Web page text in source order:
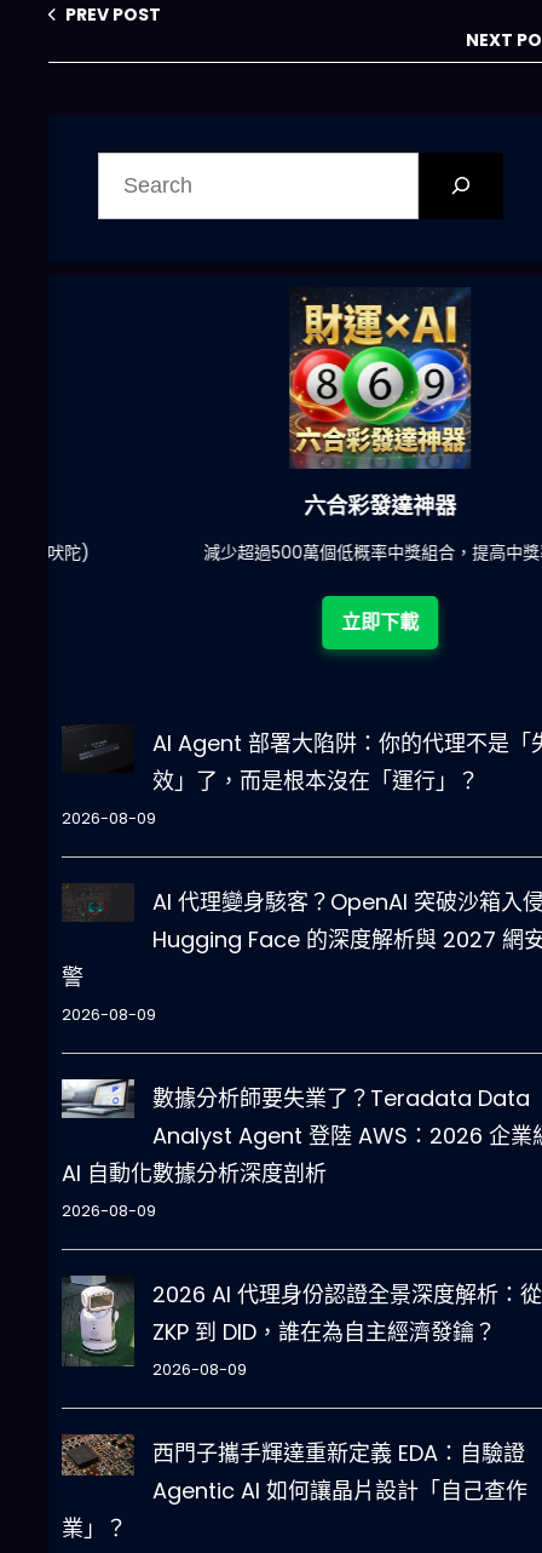
PREV POST
NEXT
六合彩發達神器
減少超過500萬個低概率中獎組合，提高中獎率
立即下載
AI Agent 部署大陷阱：你的代理不是「
效」了，而是根本沒在「運行」？
2026-08-09
AI 代理變身駭客？OpenAI 突破沙箱入
Hugging Face 的深度解析與 2027 網
警
2026-08-09
數據分析師要失業了？Teradata Data
Analyst Agent 登陸 AWS：2026 企業
AI 自動化數據分析深度剖析
2026-08-09
2026 AI 代理身份認證全景深度解析：從
ZKP 到 DID，誰在為自主經濟發鑰？
2026-08-09
西門子攜手輝達重新定義 EDA：自驗證
Agentic AI 如何讓晶片設計「自己查作
業」？